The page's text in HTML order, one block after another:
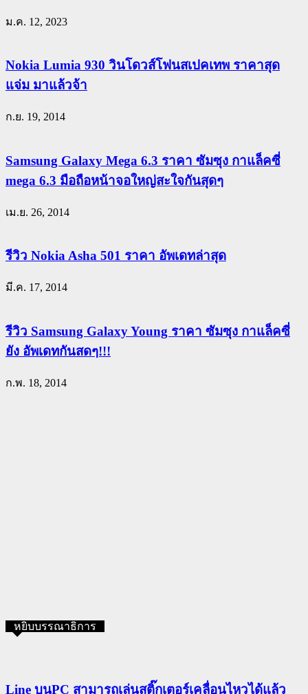
ม.ค. 12, 2023
Nokia Lumia 930 วินโดวส์โฟนสเปคเทพ ราคาสุด
แจ่ม มาแล้วจ้า
ก.ย. 19, 2014
Samsung Galaxy Mega 6.3 ราคา ซัมซุง กาแล็คซี่
mega 6.3 มือถือหน้าจอใหญ่สะใจกันสุดๆ
เม.ย. 26, 2014
รีวิว Nokia Asha 501 ราคา อัพเดทล่าสุด
มี.ค. 17, 2014
รีวิว Samsung Galaxy Young ราคา ซัมซุง กาแล็คซี่
ยัง อัพเดทกันสดๆ!!!
ก.พ. 18, 2014
หยิบบรรณาธิการ
Line บนPC สามารถเล่นสติ๊กเตอร์เคลื่อนไหวได้แล้ว